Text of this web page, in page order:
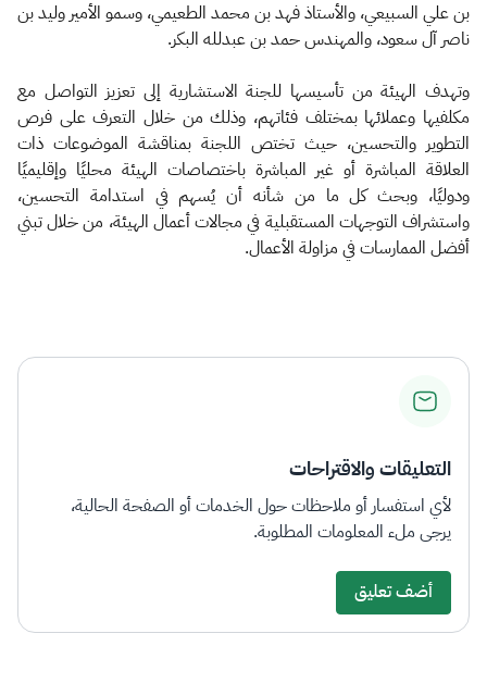
بن علي السبيعي، والأستاذ فهد بن محمد الطعيمي، وسمو الأمير وليد بن
ناصر آل سعود، والمهندس حمد بن عبدلله البكر.
وتهدف الهيئة من تأسيسها للجنة الاستشارية إلى تعزيز التواصل مع
مكلفيها وعملائها بمختلف فئاتهم، وذلك من خلال التعرف على فرص
التطوير والتحسين، حيث تختص اللجنة بمناقشة الموضوعات ذات
العلاقة المباشرة أو غير المباشرة باختصاصات الهيئة محليًا وإقليميًا
ودوليًا، وبحث كل ما من شأنه أن يُسهم في استدامة التحسين،
واستشراف التوجهات المستقبلية في مجالات أعمال الهيئة، من خلال تبني
أفضل الممارسات في مزاولة الأعمال.
التعليقات والاقتراحات
لأي استفسار أو ملاحظات حول الخدمات أو الصفحة الحالية،
يرجى ملء المعلومات المطلوبة.
أضف تعليق